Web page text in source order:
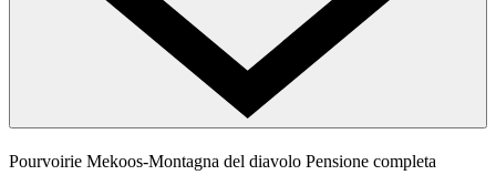
Pourvoirie Mekoos-Montagna del diavolo Pensione completa